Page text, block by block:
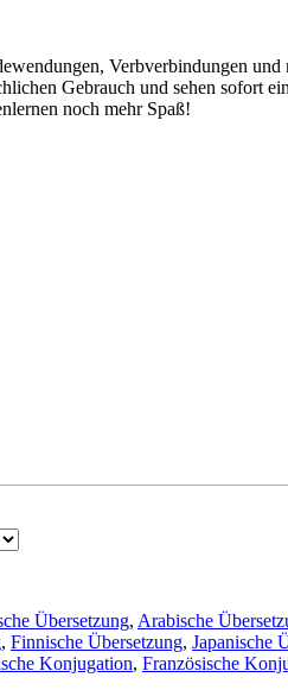
Verbverbindungen
Gebrauch und sehen sofort
noch mehr Spaß!
Übersetzung, Arabische
, Finnische Übersetzung, Japanische
Konjugation, Französische